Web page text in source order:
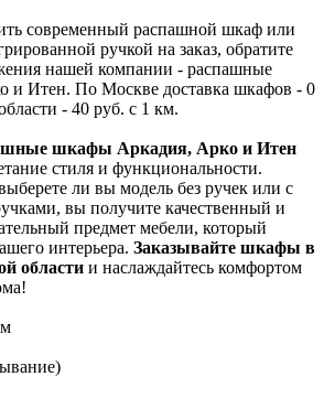
современный распашной шкаф или
ручкой на заказ, обратите
нашей компании - распашные
и Итен. По Москве доставка шкафов - 0
- 40 руб. с 1 км.
шкафы Аркадия, Арко и Итен
стиля и функциональности.
ли вы модель без ручек или с
вы получите качественный и
предмет мебели, который
интерьера. Заказывайте шкафы в
области и наслаждайтесь комфортом